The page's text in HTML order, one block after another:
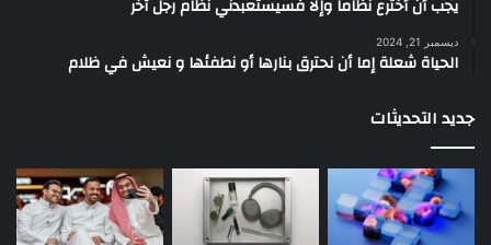
يجب أن أخترع نظاماً وإلا فسيستعبدني نظام رجل آخر
ديسمبر 21, 2024
الحياة شعلة إما أن نحترق بنارها أو نطفئها و نعيش في ظلام
جديد التحديثات